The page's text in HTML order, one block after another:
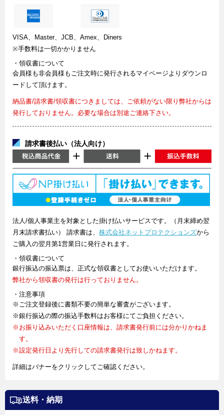
VISA、Master、JCB、Amex、Diners
※手数料は一切かかりません
・領収書について
会員様も非会員様もご注文時に発行されるマイページよりダウンロ
ードして頂けます。
納品書/請求書/領収書につきましては、ご依頼がない限り弊社からは
発行しておりません。必要な場合は別途ご連絡下さい。
請求書後払い（法人向け）
法人/個人事業主を対象とした掛け払いサービスです。（月末締め翌
月末請求書払い） 請求書は、 株式会社ネットプロテクションズから
ご購入の翌月第1営業日に発行されます。
・領収書について
銀行振込の振込票は、正式な領収書としてお使いいただけます。
弊社から領収書の発行は行っておりません。
・注意事項
※ご注文登録後に書類不要の簡単な審査がございます。
※銀行振込の際の振込手数料はお客様にてご負担ください。
※お振り込みいただく口座情報は、請求書発行前には分かりかねま
す。
※設定発行日より先行しての請求書発行は致しかねます。
詳細はバナーをクリックしてご確認ください。
送料・納期